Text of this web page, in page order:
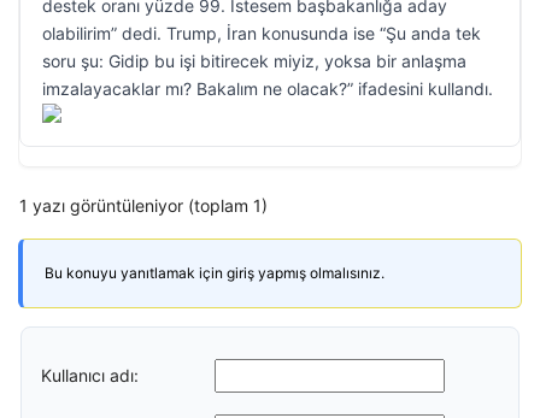
destek oranı yüzde 99. İstesem başbakanlığa aday
olabilirim” dedi. Trump, İran konusunda ise “Şu anda tek
soru şu: Gidip bu işi bitirecek miyiz, yoksa bir anlaşma
imzalayacaklar mı? Bakalım ne olacak?” ifadesini kullandı.
1 yazı görüntüleniyor (toplam 1)
Bu konuyu yanıtlamak için giriş yapmış olmalısınız.
Kullanıcı adı: